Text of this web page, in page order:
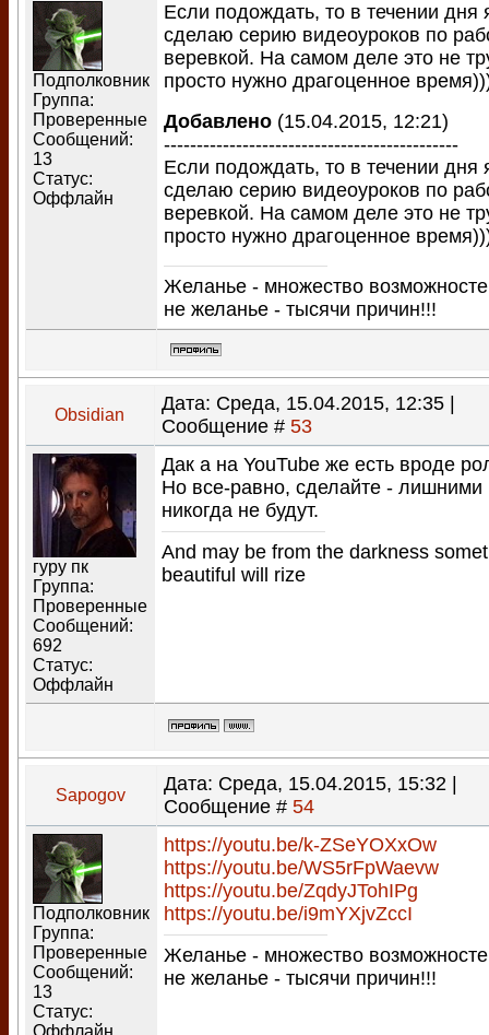
Подполковник
Группа:
Проверенные
Сообщений:
13
Статус:
Оффлайн
Если подождать, то в течении дня
сделаю серию видеоуроков по
веревкой. На самом деле это не
просто нужно драгоценное
Добавлено (15.04.2015, 12:21)
---------------------------------------------
Если подождать, то в течении дня
сделаю серию видеоуроков по
веревкой. На самом деле это не
просто нужно драгоценное
Желанье - множество
не желанье - тысячи причин!!!
Obsidian
Дата: Среда, 15.04.2015, 12:35 |
Сообщение # 53
гуру пк
Группа:
Проверенные
Сообщений:
692
Статус:
Оффлайн
Дак а на YouTube же есть вроде
Но все-равно, сделайте - лишними
никогда не будут.
And may be from the darkness
beautiful will rize
Sapogov
Дата: Среда, 15.04.2015, 15:32 |
Сообщение # 54
Подполковник
Группа:
Проверенные
Сообщений:
13
Статус:
Оффлайн
https://youtu.be/k-ZSeYOXxOw
https://youtu.be/WS5rFpWaevw
https://youtu.be/ZqdyJTohIPg
https://youtu.be/i9mYXjvZccI
Желанье - множество
не желанье - тысячи причин!!!